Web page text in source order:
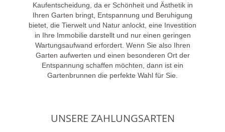
Kaufentscheidung, da er Schönheit und Ästhetik in
Ihren Garten bringt, Entspannung und Beruhigung
bietet, die Tierwelt und Natur anlockt, eine Investition
in Ihre Immobilie darstellt und nur einen geringen
Wartungsaufwand erfordert. Wenn Sie also Ihren
Garten aufwerten und einen besonderen Ort der
Entspannung schaffen möchten, dann ist ein
Gartenbrunnen die perfekte Wahl für Sie.
UNSERE ZAHLUNGSARTEN